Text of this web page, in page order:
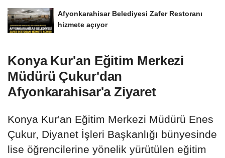
Afyonkarahisar Belediyesi Zafer Restoranı
hizmete açıyor
Konya Kur'an Eğitim Merkezi
Müdürü Çukur'dan
Afyonkarahisar'a Ziyaret
Konya Kur'an Eğitim Merkezi Müdürü Enes
Çukur, Diyanet İşleri Başkanlığı bünyesinde
lise öğrencilerine yönelik yürütülen eğitim